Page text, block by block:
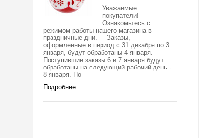
Уважаемые
покупатели!
Ознакомьтесь с
режимом работы нашего магазина в
праздничные дни. Заказы,
оформленные в период с 31 декабря по 3
января, будут обработаны 4 января.
Поступившие заказы 6 и 7 января будут
обработаны на следующий рабочий день -
8 января. По
Подробнее